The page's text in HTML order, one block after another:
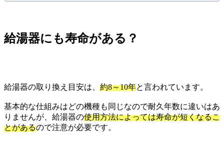
給湯器にも寿命がある？
給湯器の取り換え目安は、 約8～10年と言われています。
基本的な仕組みはどの機種も同じなので耐久年数に違いはあ
りませんが、給湯器の使用方法によっては寿命が短くなるこ
とがあるので注意が必要です。